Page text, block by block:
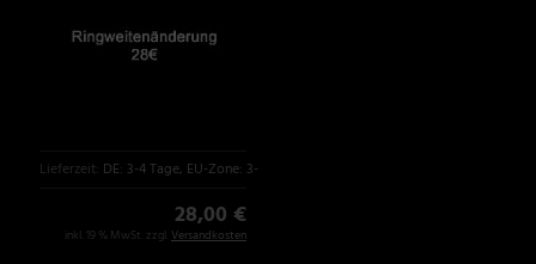
Lieferzeit: DE: 3-4 Tage, EU-Zone: 3-6 Tage
28,00 €
inkl. 19 % MwSt. zzgl. Versandkosten